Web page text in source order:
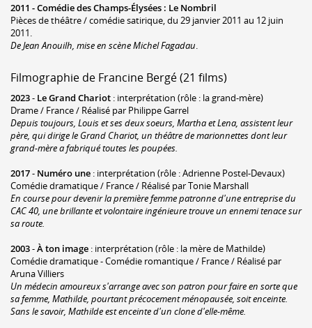
2011 -Comédie des Champs-Élysées : Le Nombril
Pièces de théâtre / comédie satirique, du 29 janvier 2011 au 12 juin
2011.
De Jean Anouilh, mise en scène Michel Fagadau.
Filmographie de Francine Bergé (21 films)
2023- Le Grand Chariot : interprétation (rôle : la grand-mère)
Drame / France / Réalisé par Philippe Garrel
Depuis toujours, Louis et ses deux soeurs, Martha et Lena, assistent leur
père, qui dirige le Grand Chariot, un théâtre de marionnettes dont leur
grand-mère a fabriqué toutes les poupées.
2017- Numéro une : interprétation (rôle : Adrienne Postel-Devaux)
Comédie dramatique / France / Réalisé par Tonie Marshall
En course pour devenir la première femme patronne d'une entreprise du
CAC 40, une brillante et volontaire ingénieure trouve un ennemi tenace sur
sa route.
2003-À ton image : interprétation (rôle : la mère de Mathilde)
Comédie dramatique - Comédie romantique / France / Réalisé par
Aruna Villiers
Un médecin amoureux s'arrange avec son patron pour faire en sorte que
sa femme, Mathilde, pourtant précocement ménopausée, soit enceinte.
Sans le savoir, Mathilde est enceinte d'un clone d'elle-même.